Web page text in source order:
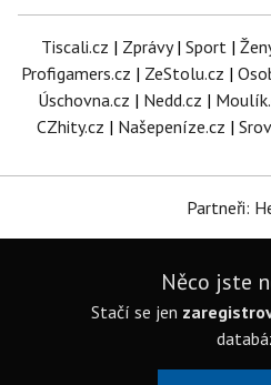
Tiscali.cz | Zprávy| Sport |
Profigamers.cz | ZeStolu.cz |
Úschovna.cz | Nedd.cz |
CZhity.cz | Našepeníze.cz |
Partneři:
Něco jste
Stačí se jen